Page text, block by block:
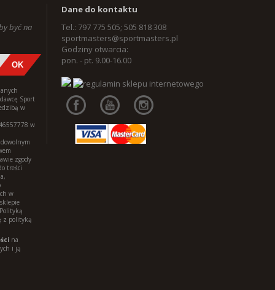
być na
Sport
w
w
zgody
treści
w
z polityką
na
i ją
Dane do kontaktu
Tel.: 797 775 505; 505 818 308
sportmasters@sportmasters.pl
Godziny otwarcia:
pon. - pt. 9.00-16.00